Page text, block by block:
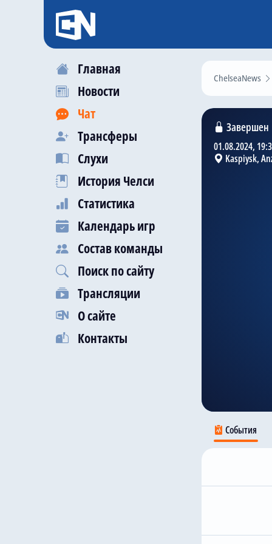
Главная
Новости
Чат
Трансферы
Слухи
История Челси
Статистика
Календарь игр
Состав команды
Поиск по сайту
Трансляции
О сайте
Контакты
ChelseaNews
Завершен
01.08.2024,
Kaspiysk,
События